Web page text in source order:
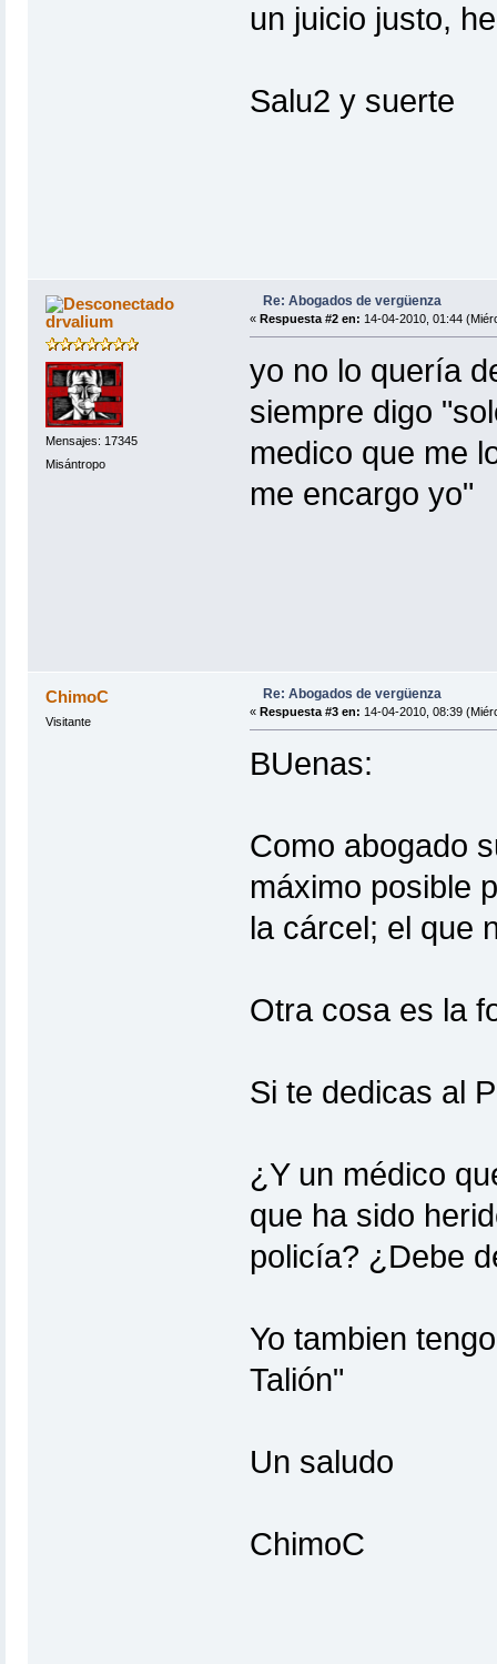
un juicio justo,
Salu2 y suerte
drvalium
Mensajes: 17345
Misántropo
Re: Abogados de vergüenza
« Respuesta #2 en: 14-04-2010, 01:44
yo no lo quería
siempre digo
medico que me
me encargo yo"
ChimoC
Visitante
Re: Abogados de vergüenza
« Respuesta #3 en: 14-04-2010, 08:39
BUenas:
Como abogado
máximo posible
la cárcel; el que
Otra cosa es la
Si te dedicas al
¿Y un médico
que ha sido
policía? ¿Debe
Yo tambien
Talión"
Un saludo
ChimoC